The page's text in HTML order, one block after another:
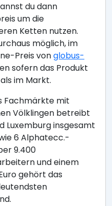
du dann
um die
Ketten nutzen.
möglich, im
Preis vonglobus-
sofern das Produkt
im Markt.
Fachmärkte mit
Völklingen betreibt
Luxemburg insgesamt
6 Alphatecc.-
9.400
und einem
gehört das